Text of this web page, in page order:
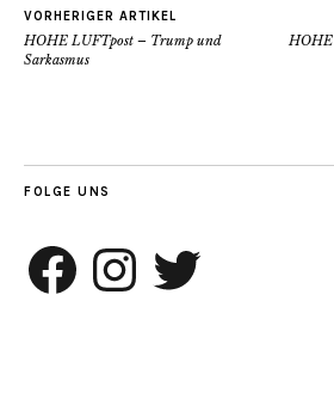
VORHERIGER ARTIKEL
HOHE LUFTpost – Trump und
Sarkasmus
HOHE
FOLGE UNS
Facebook InstagramTwitter